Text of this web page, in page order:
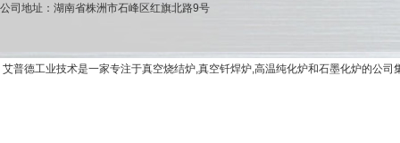
公司地址：湖南省株洲市石峰区红旗北路9号
艾普德工业技术是一家专注于真空烧结炉,真空钎焊炉,高温纯化炉和石墨化炉的公